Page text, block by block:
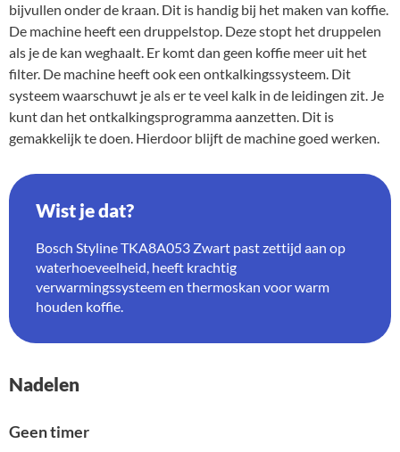
bijvullen onder de kraan. Dit is handig bij het maken van koffie.
De machine heeft een druppelstop. Deze stopt het druppelen
als je de kan weghaalt. Er komt dan geen koffie meer uit het
filter. De machine heeft ook een ontkalkingssysteem. Dit
systeem waarschuwt je als er te veel kalk in de leidingen zit. Je
kunt dan het ontkalkingsprogramma aanzetten. Dit is
gemakkelijk te doen. Hierdoor blijft de machine goed werken.
Wist je dat?
Bosch Styline TKA8A053 Zwart past zettijd aan op
waterhoeveelheid, heeft krachtig
verwarmingssysteem en thermoskan voor warm
houden koffie.
Nadelen
Geen timer